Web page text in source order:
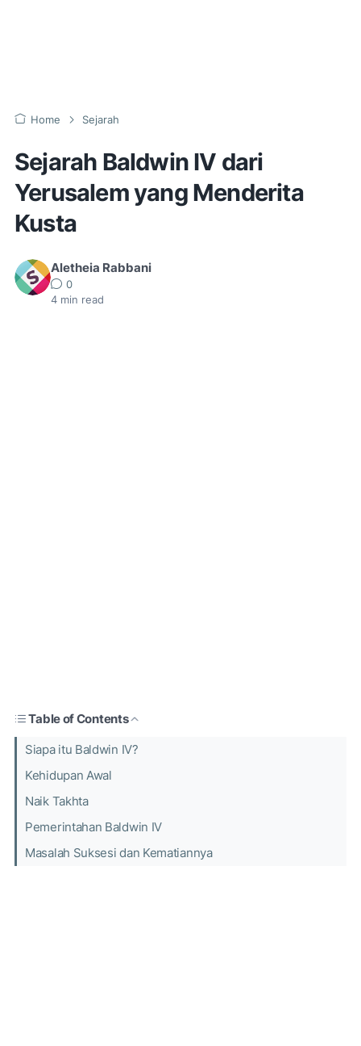
Home Sejarah
Sejarah Baldwin IV dari
Yerusalem yang Menderita
Kusta
Aletheia Rabbani
0
4 min read
Table of Contents
Siapa itu Baldwin IV?
Kehidupan Awal
Naik Takhta
Pemerintahan Baldwin IV
Masalah Suksesi dan Kematiannya